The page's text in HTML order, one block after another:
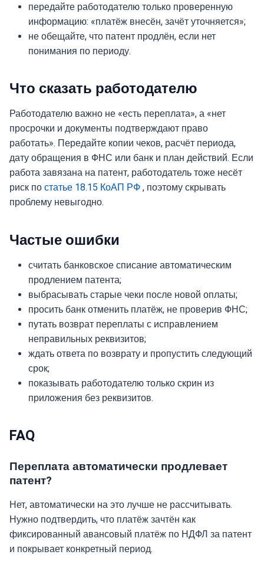
передайте работодателю только проверенную
информацию: «платёж внесён, зачёт уточняется»;
не обещайте, что патент продлён, если нет
понимания по периоду.
Что сказать работодателю
Работодателю важно не «есть переплата», а «нет
просрочки и документы подтверждают право
работать». Передайте копии чеков, расчёт периода,
дату обращения в ФНС или банк и план действий. Если
работа завязана на патент, работодатель тоже несёт
риск по статье 18.15 КоАП РФ , поэтому скрывать
проблему невыгодно.
Частые ошибки
считать банковское списание автоматическим
продлением патента;
выбрасывать старые чеки после новой оплаты;
просить банк отменить платёж, не проверив ФНС;
путать возврат переплаты с исправлением
неправильных реквизитов;
ждать ответа по возврату и пропустить следующий
срок;
показывать работодателю только скрин из
приложения без реквизитов.
FAQ
Переплата автоматически продлевает
патент?
Нет, автоматически на это лучше не рассчитывать.
Нужно подтвердить, что платёж зачтён как
фиксированный авансовый платёж по НДФЛ за патент
и покрывает конкретный период.